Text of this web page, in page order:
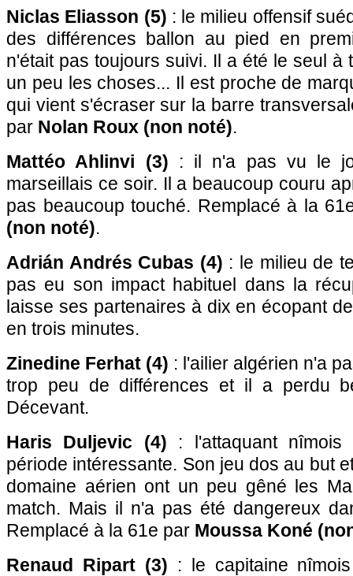
Niclas Eliasson (5) : le milieu offensif
des différences ballon au pied en
n'était pas toujours suivi. Il a été le seul à
un peu les choses... Il est proche de
qui vient s'écraser sur la barre
par Nolan Roux (non noté).
Mattéo Ahlinvi (3) : il n'a pas vu le
marseillais ce soir. Il a beaucoup couru
pas beaucoup touché. Remplacé à la
(non noté).
Adrián Andrés Cubas (4) : le milieu de
pas eu son impact habituel dans la
laisse ses partenaires à dix en écopant
en trois minutes.
Zinedine Ferhat (4) : l'ailier algérien n'a
trop peu de différences et il a perdu
Décevant.
Haris Duljevic (4) : l'attaquant
période intéressante. Son jeu dos au but
domaine aérien ont un peu gêné les
match. Mais il n'a pas été dangereux
Remplacé à la 61e par Moussa Koné
Renaud Ripart (3) : le capitaine